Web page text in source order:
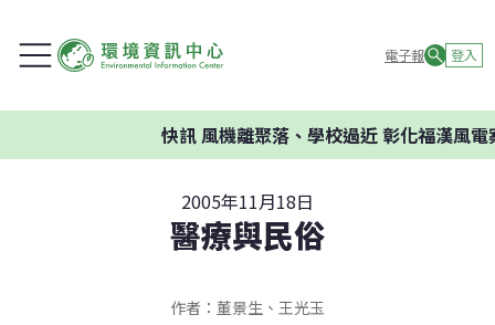
電子報 登入
快訊風機離聚落、學校過近 彰化福漢風電案環
2005年11月18日
醫療與民俗
作者：董景生、王光玉